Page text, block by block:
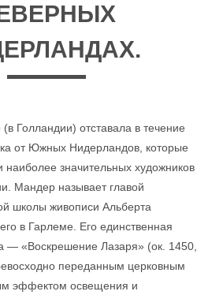
Голландии) отставала в течение
от Южных Нидерландов, которые
наиболее значительных художников
Мандер называет главой
школы живописи Альберта
в Гарлеме. Его единственная
— «Воскрешение Лазаря» (ок. 1450,
переданным церковным
эффектом освещения и